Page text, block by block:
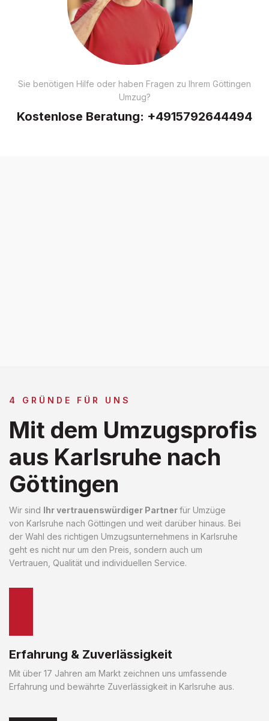
Sie benötigen Hilfe oder haben Fragen zu Ihrem Göttingen
Umzug?
Kostenlose Beratung: +4915792644494
4 GRÜNDE FÜR UNS
Mit dem Umzugsprofis
aus Karlsruhe nach
Göttingen
Wir sind Ihr vertrauenswürdiger Partnerfür Umzüge
von Karlsruhe nach Göttingen und weit darüber hinaus. Bei
der Wahl des richtigen Umzugsunternehmens in Karlsruhe
geht es nicht nur um den Preis, sondern auch um
Vertrauen, Qualität und individuellen Service.
Erfahrung & Zuverlässigkeit
Mit über 17 Jahren am Markt zeichnen uns umfassende
Erfahrung und bewährte Zuverlässigkeit in Karlsruhe aus.